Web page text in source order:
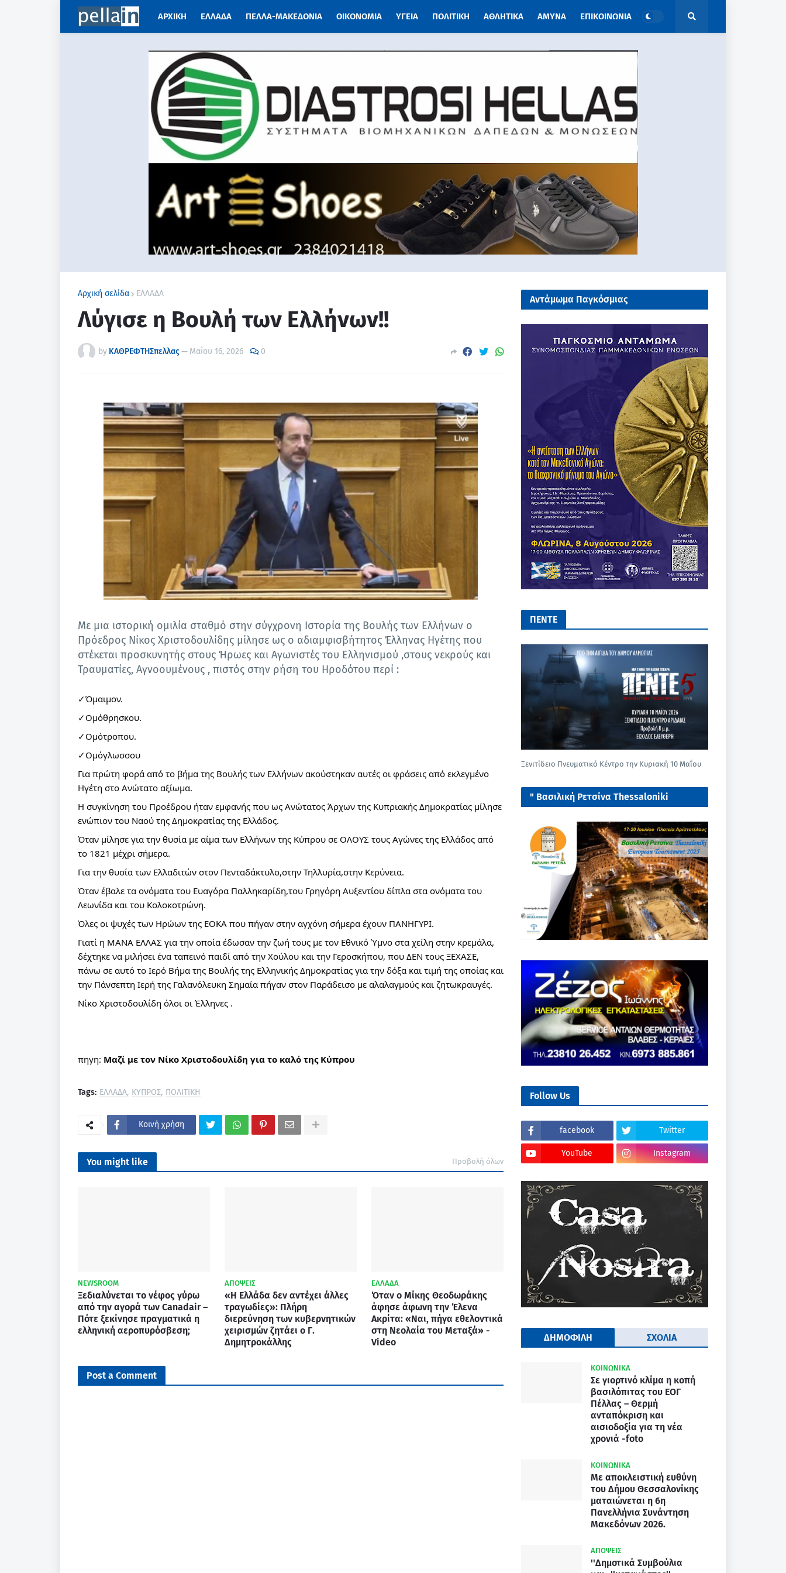
ΑΡΧΙΚΗ ΕΛΛΑΔΑ ΠΕΛΛΑ-ΜΑΚΕΔΟΝΙΑ ΟΙΚΟΝΟΜΙΑ ΥΓΕΙΑ ΠΟΛΙΤΙΚΗ ΑΘΛΗΤΙΚΑ ΑΜΥΝΑ ΕΠΙΚΟΙΝΩΝΙΑ ΑΠΟΨΕΙΣ
Αρχική σελίδα ΕΛΛΑΔΑ
Λύγισε η Βουλή των Ελλήνων!!
by ΚΑΘΡΕΦΤΗΣπελλας— Μαΐου 16, 2026 0
Με μια ιστορική ομιλία σταθμό στην σύγχρονη Ιστορία της Βουλής των Ελλήνων ο
Πρόεδρος Νίκος Χριστοδουλίδης μίλησε ως ο αδιαμφισβήτητος Έλληνας Ηγέτης που
στέκεται προσκυνητής στους Ήρωες και Αγωνιστές του Ελληνισμού ,στους νεκρούς και
Τραυματίες, Αγνοουμένους , πιστός στην ρήση του Ηροδότου περί :
✓Όμαιμον.
✓Ομόθρησκου.
✓Ομότροπου.
✓Ομόγλωσσου
Για πρώτη φορά από το βήμα της Βουλής των Ελλήνων ακούστηκαν αυτές οι φράσεις από εκλεγμένο
Ηγέτη στο Ανώτατο αξίωμα.
Η συγκίνηση του Προέδρου ήταν εμφανής που ως Ανώτατος Άρχων της Κυπριακής Δημοκρατίας μίλησε
ενώπιον του Ναού της Δημοκρατίας της Ελλάδος.
Όταν μίλησε για την θυσία με αίμα των Ελλήνων της Κύπρου σε ΟΛΟΥΣ τους Αγώνες της Ελλάδος από
το 1821 μέχρι σήμερα.
Για την θυσία των Ελλαδιτών στον Πενταδάκτυλο,στην Τηλλυρία,στην Κερύνεια.
Όταν έβαλε τα ονόματα του Ευαγόρα Παλληκαρίδη,του Γρηγόρη Αυξεντίου δίπλα στα ονόματα του
Λεωνίδα και του Κολοκοτρώνη.
Όλες οι ψυχές των Ηρώων της ΕΟΚΑ που πήγαν στην αγχόνη σήμερα έχουν ΠΑΝΗΓΥΡΙ.
Γιατί η ΜΑΝΑ ΕΛΛΑΣ για την οποία έδωσαν την ζωή τους με τον Εθνικό Ύμνο στα χείλη στην κρεμάλα,
δέχτηκε να μιλήσει ένα ταπεινό παιδί από την Χούλου και την Γεροσκήπου, που ΔΕΝ τους ΞΕΧΑΣΕ,
πάνω σε αυτό το Ιερό Βήμα της Βουλής της Ελληνικής Δημοκρατίας για την δόξα και τιμή της οποίας και
την Πάνσεπτη Ιερή της Γαλανόλευκη Σημαία πήγαν στον Παράδεισο με αλαλαγμούς και ζητωκραυγές.
Νίκο Χριστοδουλίδη όλοι οι Έλληνες .
πηγη: Μαζί με τον Νίκο Χριστοδουλίδη για το καλό της Κύπρου
Tags: ΕΛΛΑΔΑ ΚΥΠΡΟΣ ΠΟΛΙΤΙΚΗ
Κοινή χρήση
You might like Προβολή όλων
NEWSROOM
Ξεδιαλύνεται το νέφος γύρω
από την αγορά των Canadair –
Πότε ξεκίνησε πραγματικά η
ελληνική αεροπυρόσβεση;
ΑΠΟΨΕΙΣ
«Η Ελλάδα δεν αντέχει άλλες
τραγωδίες»: Πλήρη
διερεύνηση των κυβερνητικών
χειρισμών ζητάει ο Γ.
Δημητροκάλλης
ΕΛΛΑΔΑ
Όταν ο Μίκης Θεοδωράκης
άφησε άφωνη την Έλενα
Ακρίτα: «Ναι, πήγα εθελοντικά
στη Νεολαία του Μεταξά» -
Video
Post a Comment
Αντάμωμα Παγκόσμιας
Ενώσεων
ΠΕΝΤΕ
Ξενιτίδειο Πνευματικό Κέντρο την Κυριακή 10 Μαΐου
" Βασιλική Ρετσίνα Thessaloniki
Follow Us
facebook Twitter
YouTube Instagram
ΔΗΜΟΦΙΛΗ ΣΧΟΛΙΑ
ΚΟΙΝΩΝΙΚΑ
Σε γιορτινό κλίμα η κοπή
βασιλόπιτας του ΕΟΓ
Πέλλας – Θερμή
ανταπόκριση και
αισιοδοξία για τη νέα
χρονιά -foto
ΚΟΙΝΩΝΙΚΑ
Με αποκλειστική ευθύνη
του Δήμου Θεσσαλονίκης
ματαιώνεται η 6η
Πανελλήνια Συνάντηση
Μακεδόνων 2026.
ΑΠΟΨΕΙΣ
''Δημοτικά Συμβούλια